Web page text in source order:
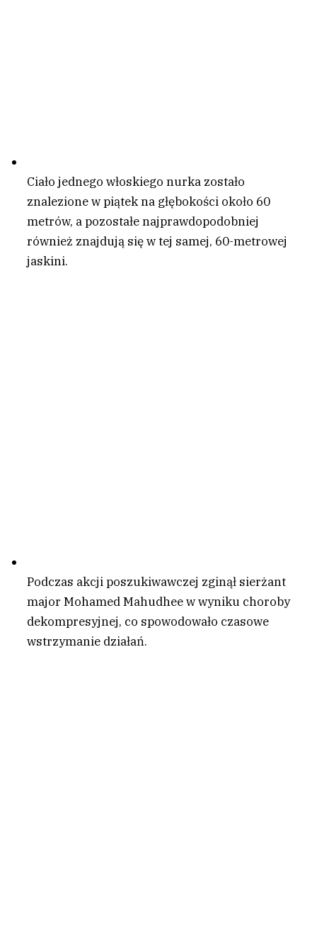
Ciało jednego włoskiego nurka zostało
znalezione w piątek na głębokości około 60
metrów, a pozostałe najprawdopodobniej
również znajdują się w tej samej, 60-metrowej
jaskini.
Podczas akcji poszukiwawczej zginął sierżant
major Mohamed Mahudhee w wyniku choroby
dekompresyjnej, co spowodowało czasowe
wstrzymanie działań.